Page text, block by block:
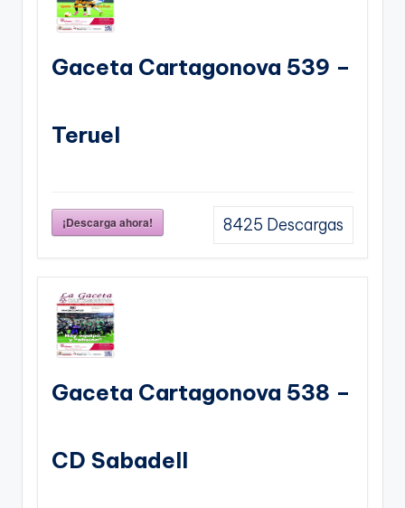
Gaceta Cartagonova 539 –
Teruel
¡Descarga ahora! 8425 Descargas
Gaceta Cartagonova 538 –
CD Sabadell